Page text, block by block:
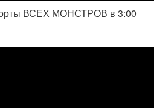
ВСЕХ МОНСТРОВ в 3:00